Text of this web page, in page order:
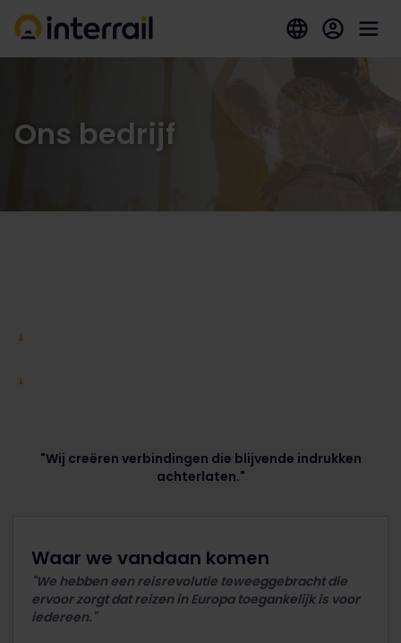
Ons bedrijf
"Wij creëren verbindingen die blijvende indrukken
achterlaten."
Waar we vandaan komen
"We hebben een reisrevolutie teweeggebracht die
ervoor zorgt dat reizen in Europa toegankelijk is voor
iedereen."